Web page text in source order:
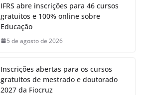
IFRS abre inscrições para 46 cursos
gratuitos e 100% online sobre
Educação
5 de agosto de 2026
Inscrições abertas para os cursos
gratuitos de mestrado e doutorado
2027 da Fiocruz